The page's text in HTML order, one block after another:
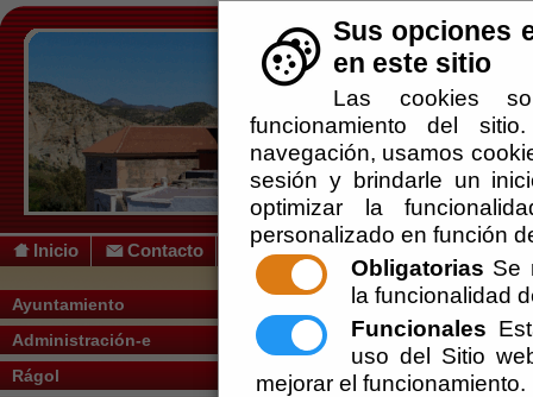
Sus opciones
en este sitio
Las cookies
funcionamiento del
navegación, usamos
sesión y brindarle un
optimizar la
personalizado en función
Obligatorias Se
la funcionalidad
Funcionales
uso del Sitio
mejorar el funcionamiento.
Inicio Contacto
Ayuntamiento
Administración-e
Rágol
Usted se encuentra aquí:Inicio // Tablón